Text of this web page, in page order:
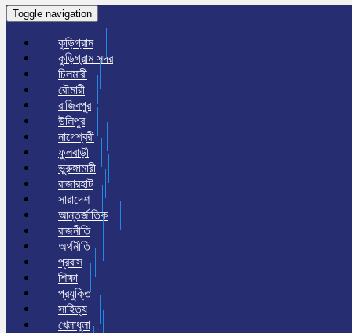
Toggle navigation
কুড়িগ্রাম
কুড়িগ্রাম সদর
চিলমারী
রৌমারী
রাজিবপুর
উলিপুর
নাগেশ্বরী
ফুলবাড়ী
ভুরুঙ্গামারী
রাজারহাট
সারাদেশ
আন্তর্জাতিক
রাজনীতি
অর্থনীতি
প্রবাস
শিক্ষা
প্রযুক্তি
সাহিত্য
খেলাধুলা